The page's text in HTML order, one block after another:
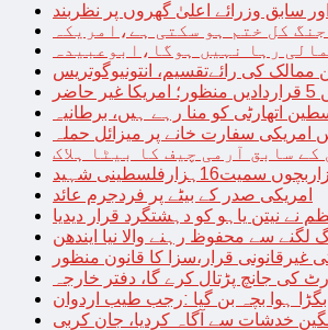
سابق وزرائے اعلیٰ گھروں پر نظربند
کل ختم ہو سکتی ہے،امریکہ
رہا نہیں ہوگا،ابوعبیدہ
کی رائےتقسیم، انتونیوگوتریس
اتھارٹی کو منا رہے ہیں، برطانیہ
امریکی سفارت خانے پر میزائل حملہ
سابق آرمی چیف کا بیٹا ہلاک
امریکی صدر کے بیٹے پر فردجرم عائد
نے نیتن یاہو کو دہشتگرد قرار دیدیا
لگنے سے محفوظ رہنے والا نیا ایندھن
قرار،سزا کا قانون منظور
کی جانچ پڑتال کرے گا، دفتر خارجہ
ہوا بچہ بن گیا :رجب طیب اردوان
خدشات سے آگاہ کردیا، جان کربی